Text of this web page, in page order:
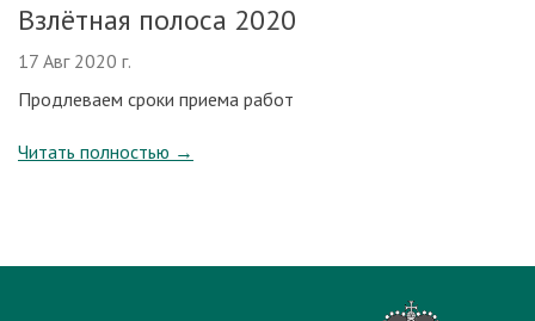
Взлётная полоса 2020
17 Авг 2020 г.
Продлеваем сроки приема работ
Читать полностью →